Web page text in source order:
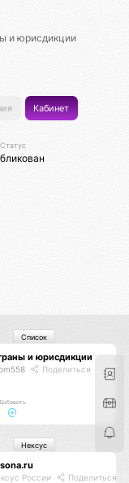
и юрисдикции
Кабинет
Статус
и юрисдикции
Поделиться
Добавить
Список
России Поделиться
Нексус